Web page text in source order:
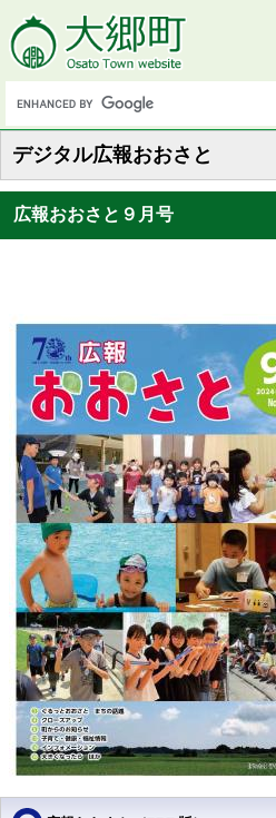
デジタル広報おおさと
広報おおさと９月号